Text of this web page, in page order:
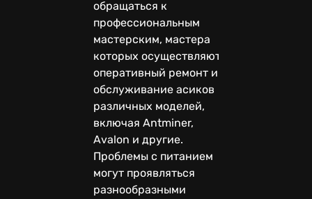
обращаться к
профессиональным
мастерским, мастера
которых осуществляют
оперативный ремонт и
обслуживание асиков
различных моделей,
включая Antminer,
Avalon и другие.
Проблемы с питанием
могут проявляться
разнообразными